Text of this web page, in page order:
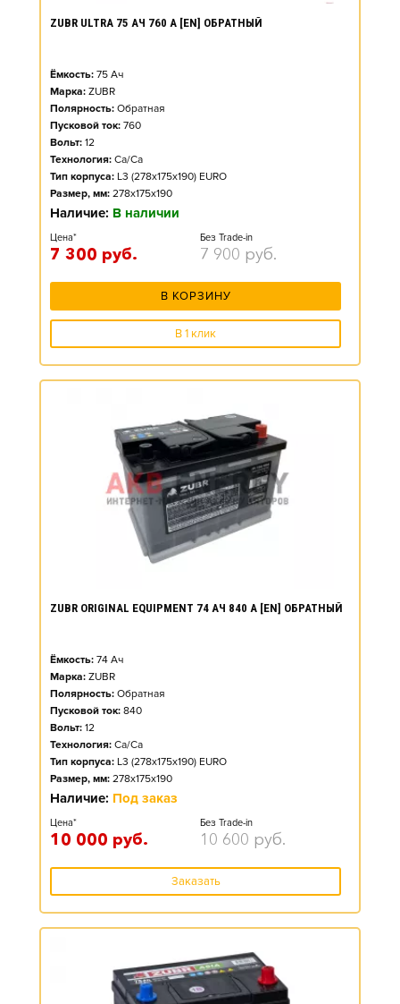
ZUBR ULTRA 75 АЧ 760 А [EN] ОБРАТНЫЙ
Ёмкость: 75 Ач
Марка: ZUBR
Полярность: Обратная
Пусковой ток: 760
Вольт: 12
Технология: Ca/Ca
Тип корпуса: L3 (278x175x190) EURO
Размер, мм: 278x175x190
Наличие: В наличии
Цена*
7 300 руб.
Без Trade-in
7 900 руб.
В КОРЗИНУ
В 1 клик
ZUBR ORIGINAL EQUIPMENT 74 АЧ 840 А [EN] ОБРАТНЫЙ
Ёмкость: 74 Ач
Марка: ZUBR
Полярность: Обратная
Пусковой ток: 840
Вольт: 12
Технология: Ca/Ca
Тип корпуса: L3 (278x175x190) EURO
Размер, мм: 278x175x190
Наличие: Под заказ
Цена*
10 000 руб.
Без Trade-in
10 600 руб.
Заказать